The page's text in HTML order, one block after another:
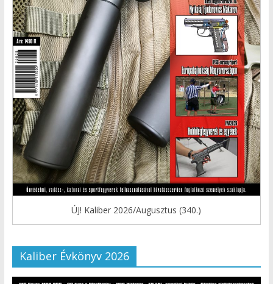
ÚJ! Kaliber 2026/Augusztus (340.)
Kaliber Évkönyv 2026